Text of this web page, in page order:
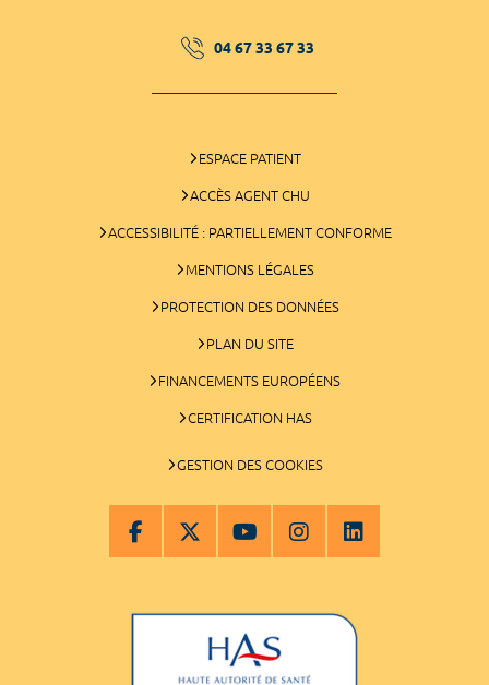
04 67 33 67 33
ESPACE PATIENT
ACCÈS AGENT CHU
ACCESSIBILITÉ : PARTIELLEMENT CONFORME
MENTIONS LÉGALES
PROTECTION DES DONNÉES
PLAN DU SITE
FINANCEMENTS EUROPÉENS
CERTIFICATION HAS
GESTION DES COOKIES